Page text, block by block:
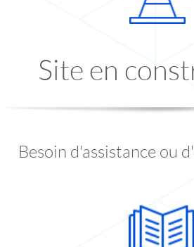
Site en
Besoin d'assistance ou